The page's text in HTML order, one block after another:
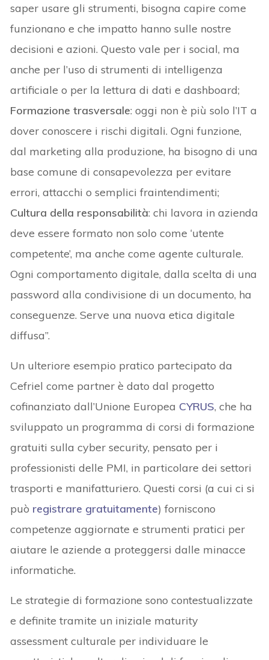
saper usare gli strumenti, bisogna capire come
funzionano e che impatto hanno sulle nostre
decisioni e azioni. Questo vale per i social, ma
anche per l’uso di strumenti di intelligenza
artificiale o per la lettura di dati e dashboard;
Formazione trasversale: oggi non è più solo l’IT a
dover conoscere i rischi digitali. Ogni funzione,
dal marketing alla produzione, ha bisogno di una
base comune di consapevolezza per evitare
errori, attacchi o semplici fraintendimenti;
Cultura della responsabilità: chi lavora in azienda
deve essere formato non solo come ‘utente
competente’, ma anche come agente culturale.
Ogni comportamento digitale, dalla scelta di una
password alla condivisione di un documento, ha
conseguenze. Serve una nuova etica digitale
diffusa”.
Un ulteriore esempio pratico partecipato da
Cefriel come partner è dato dal progetto
cofinanziato dall’Unione Europea CYRUS, che ha
sviluppato un programma di corsi di formazione
gratuiti sulla cyber security, pensato per i
professionisti delle PMI, in particolare dei settori
trasporti e manifatturiero. Questi corsi (a cui ci si
può registrare gratuitamente) forniscono
competenze aggiornate e strumenti pratici per
aiutare le aziende a proteggersi dalle minacce
informatiche.
Le strategie di formazione sono contestualizzate
e definite tramite un iniziale maturity
assessment culturale per individuare le